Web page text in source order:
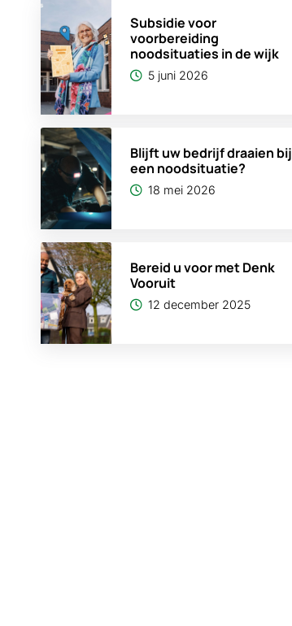
Subsidie voor
voorbereiding
noodsituaties in de wijk
5 juni 2026
Blijft uw bedrijf draaien bij
een noodsituatie?
18 mei 2026
Bereid u voor met Denk
Vooruit
12 december 2025